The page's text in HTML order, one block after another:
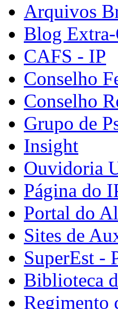
Arquivos
Blog
CAFS - IP
Conselho
Conselho
Grupo de
Insight
Ouvidoria
Página do
Portal do
Sites de
SuperEst -
Biblioteca
Regimento